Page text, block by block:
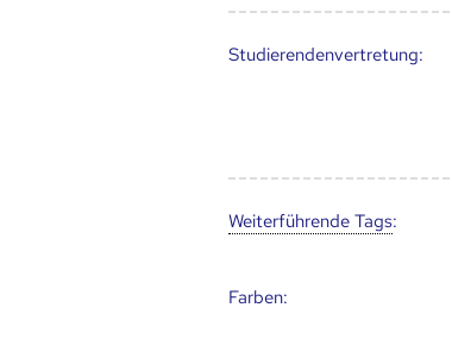
Studierendenvertretung:
Weiter­führende Tags:
Farben: